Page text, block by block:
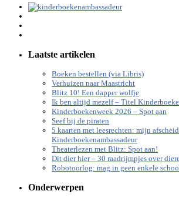
Laatste artikelen
Boeken bestellen (via Libris)
Verhuizen naar Maastricht
Blitz 10! Een dapper wolfje
Ik ben altijd mezelf – Titel
Kinderboekenweek 2026 – Spot aan
Seef bij de piraten
5 kaarten met leesrechten: mijn
Kinderboekenambassadeur
Theaterlezen met Blitz: Spot aan!
Dit dier hier – 30 raadrijmpjes over
Robotoorlog: mag in geen enkele
Onderwerpen